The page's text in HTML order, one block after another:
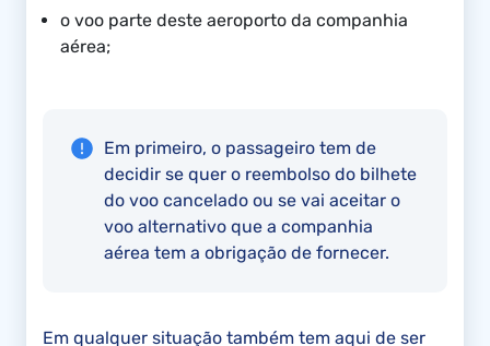
o voo parte deste aeroporto da companhia
aérea;
Em primeiro, o passageiro tem de
decidir se quer o reembolso do bilhete
do voo cancelado ou se vai aceitar o
voo alternativo que a companhia
aérea tem a obrigação de fornecer.
Em qualquer situação também tem aqui de ser